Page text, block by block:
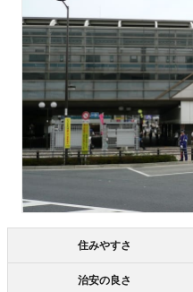
住みやすさ
治安の良さ